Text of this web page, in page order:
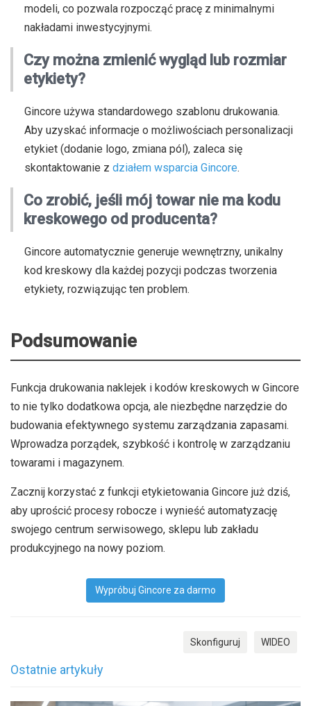
modeli, co pozwala rozpocząć pracę z minimalnymi
nakładami inwestycyjnymi.
Czy można zmienić wygląd lub rozmiar
etykiety?
Gincore używa standardowego szablonu drukowania.
Aby uzyskać informacje o możliwościach personalizacji
etykiet (dodanie logo, zmiana pól), zaleca się
skontaktowanie z działem wsparcia Gincore.
Co zrobić, jeśli mój towar nie ma kodu
kreskowego od producenta?
Gincore automatycznie generuje wewnętrzny, unikalny
kod kreskowy dla każdej pozycji podczas tworzenia
etykiety, rozwiązując ten problem.
Podsumowanie
Funkcja drukowania naklejek i kodów kreskowych w Gincore
to nie tylko dodatkowa opcja, ale niezbędne narzędzie do
budowania efektywnego systemu zarządzania zapasami.
Wprowadza porządek, szybkość i kontrolę w zarządzaniu
towarami i magazynem.
Zacznij korzystać z funkcji etykietowania Gincore już dziś,
aby uprościć procesy robocze i wynieść automatyzację
swojego centrum serwisowego, sklepu lub zakładu
produkcyjnego na nowy poziom.
Wypróbuj Gincore za darmo
Skonfiguruj WIDEO
Ostatnie artykuły